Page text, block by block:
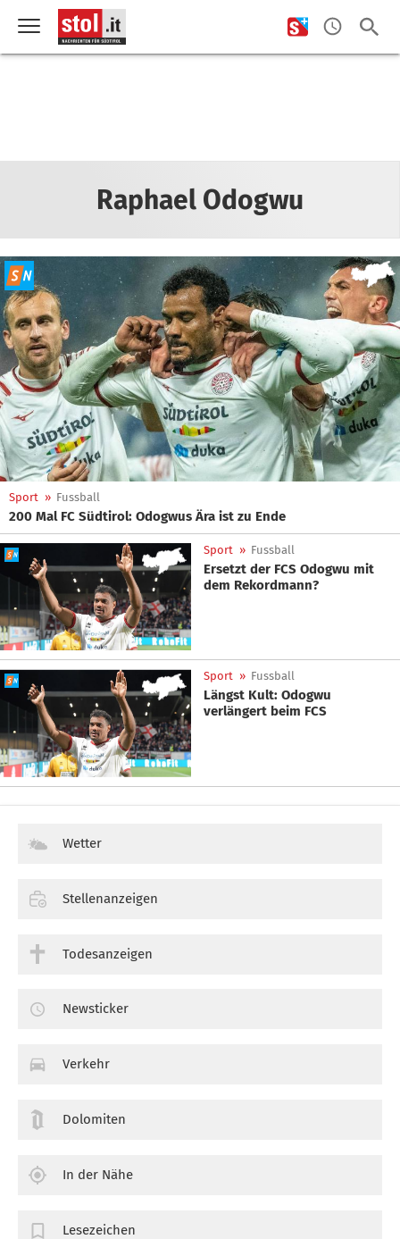
Raphael Odogwu
Sport » Fussball
200 Mal FC Südtirol: Odogwus Ära ist zu Ende
Sport » Fussball
Ersetzt der FCS Odogwu mit
dem Rekordmann?
Sport » Fussball
Längst Kult: Odogwu
verlängert beim FCS
Wetter
Stellenanzeigen
Todesanzeigen
Newsticker
Verkehr
Dolomiten
In der Nähe
Lesezeichen